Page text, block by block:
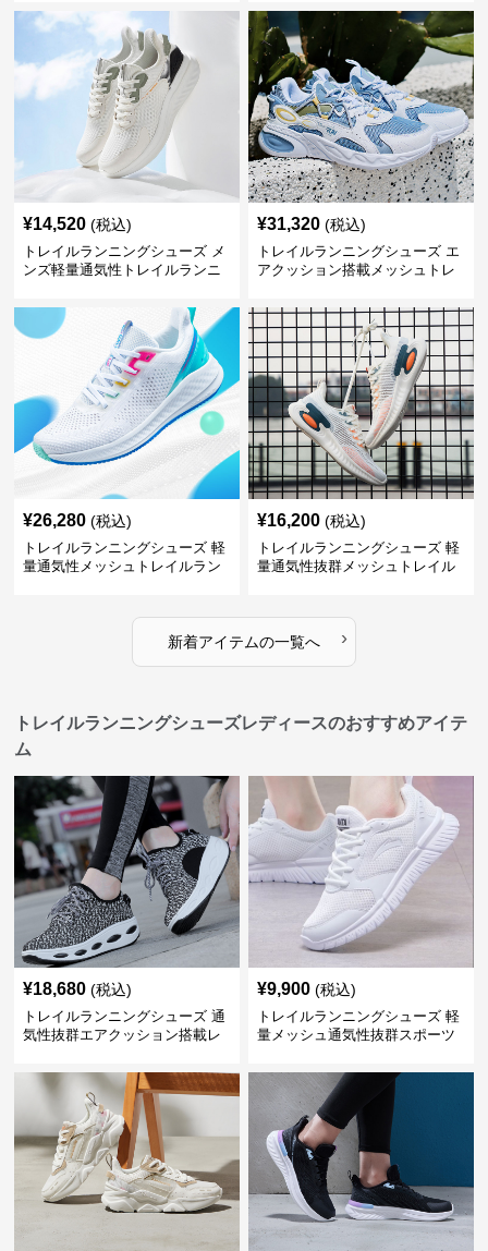
¥14,520 (税込)
トレイルランニングシューズ メ
ンズ軽量通気性トレイルランニ
¥31,320 (税込)
トレイルランニングシューズ エ
アクッション搭載メッシュトレ
¥26,280 (税込)
トレイルランニングシューズ 軽
量通気性メッシュトレイルラン
¥16,200 (税込)
トレイルランニングシューズ 軽
量通気性抜群メッシュトレイル
新着アイテムの一覧へ ›
トレイルランニングシューズレディースのおすすめアイテ
ム
¥18,680 (税込)
トレイルランニングシューズ 通
気性抜群エアクッション搭載レ
¥9,900 (税込)
トレイルランニングシューズ 軽
量メッシュ通気性抜群スポーツ